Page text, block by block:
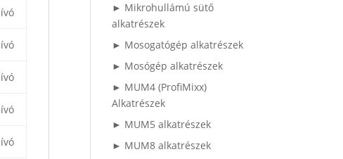
► Mikrohullámú sütő
alkatrészek
► Mosogatógép alkatrészek
► Mosógép alkatrészek
► MUM4 (ProfiMixx)
Alkatrészek
► MUM5 alkatrészek
► MUM8 alkatrészek